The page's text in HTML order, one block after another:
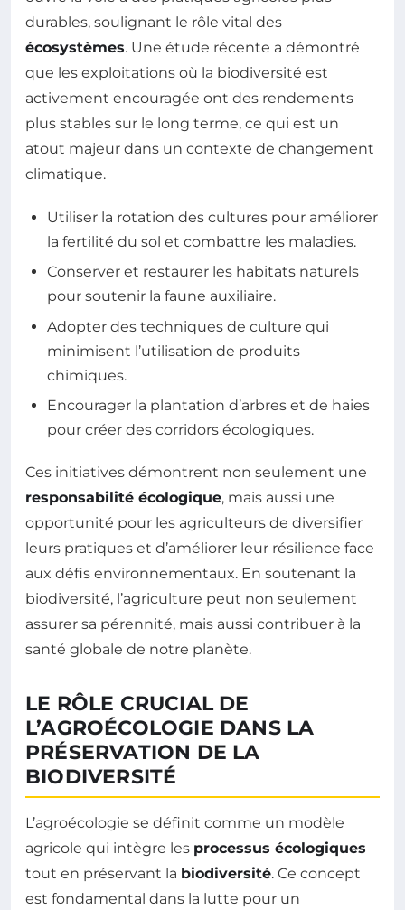
durables, soulignant le rôle vital des
écosystèmes. Une étude récente a démontré
que les exploitations où la biodiversité est
activement encouragée ont des rendements
plus stables sur le long terme, ce qui est un
atout majeur dans un contexte de changement
climatique.
Utiliser la rotation des cultures pour améliorer
la fertilité du sol et combattre les maladies.
Conserver et restaurer les habitats naturels
pour soutenir la faune auxiliaire.
Adopter des techniques de culture qui
minimisent l’utilisation de produits
chimiques.
Encourager la plantation d’arbres et de haies
pour créer des corridors écologiques.
Ces initiatives démontrent non seulement une
responsabilité écologique, mais aussi une
opportunité pour les agriculteurs de diversifier
leurs pratiques et d’améliorer leur résilience face
aux défis environnementaux. En soutenant la
biodiversité, l’agriculture peut non seulement
assurer sa pérennité, mais aussi contribuer à la
santé globale de notre planète.
LE RÔLE CRUCIAL DE
L’AGROÉCOLOGIE DANS LA
PRÉSERVATION DE LA
BIODIVERSITÉ
L’agroécologie se définit comme un modèle
agricole qui intègre les processus écologiques
tout en préservant la biodiversité. Ce concept
est fondamental dans la lutte pour un